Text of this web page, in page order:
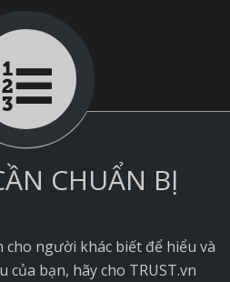
CHUẨN BỊ
người khác biết để hiểu và
bạn, hãy cho TRUST.vn